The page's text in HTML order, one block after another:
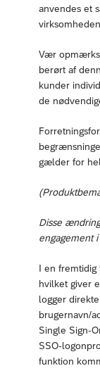
anvendes et
Vær
berørt af
kunder
de
gælder for
Disse
engagement
I en fremtidig
hvilket giver
logger
brugernavn/
Single Sign-
SSO-
funktion